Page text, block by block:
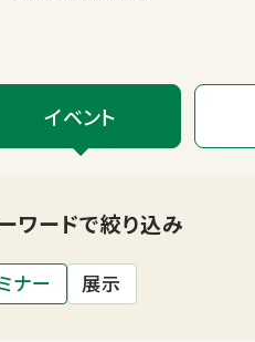
イベント
ワードで絞り込み
ナー 展示